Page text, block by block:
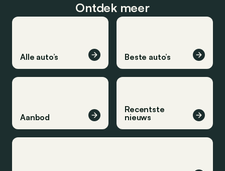
Ontdek meer
Alle auto’s Beste auto’s
Aanbod
Recentste
nieuws